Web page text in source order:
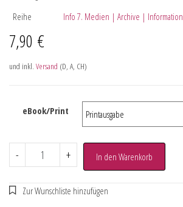
Reihe
Info 7. Medien | Archive | Information
7,90 €
und inkl. Versand (D, A, CH)
eBook/Print
- + In den Warenkorb